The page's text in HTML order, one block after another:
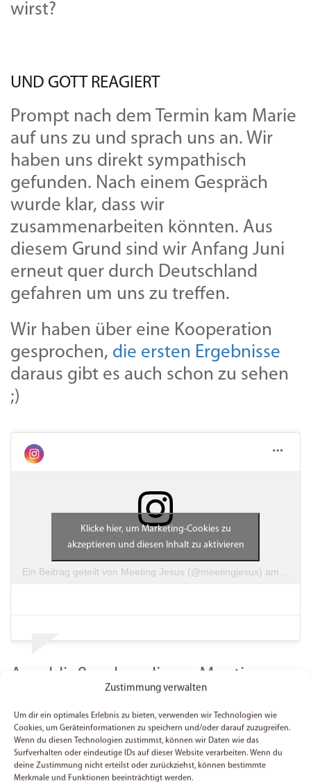
Zustimmung verwalten
Um dir ein optimales Erlebnis zu bieten, verwenden wir Technologien wie
Cookies, um Geräteinformationen zu speichern und/oder darauf zuzugreifen.
Wenn du diesen Technologien zustimmst, können wir Daten wie das
Surfverhalten oder eindeutige IDs auf dieser Website verarbeiten. Wenn du
deine Zustimmung nicht erteilst oder zurückziehst, können bestimmte
Merkmale und Funktionen beeinträchtigt werden.
wirst?
UND GOTT REAGIERT
Prompt nach dem Termin kam Marie
auf uns zu und sprach uns an. Wir
haben uns direkt sympathisch
gefunden. Nach einem Gespräch
wurde klar, dass wir
zusammenarbeiten könnten. Aus
diesem Grund sind wir Anfang Juni
erneut quer durch Deutschland
gefahren um uns zu treffen.
Wir haben über eine Kooperation
gesprochen, die ersten Ergebnisse
daraus gibt es auch schon zu sehen
;)
Ein Beitrag geteilt von Meeting Jesus (@meetingjesus) am
Klicke hier, um Marketing-Cookies zu
akzeptieren und diesen Inhalt zu aktivieren
Anschließend an dieses Meeting
hatten wir dann ebenfalls im Juni
eine Woche Urlaub :) Zeit für etwas
„Ruhe vor dem Sturm“, welcher
immer zum Jahresende auf uns